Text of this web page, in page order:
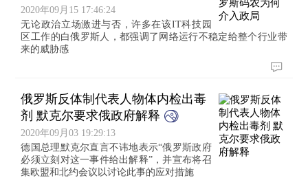
2020年09月15 17:46:24
无论政治立场激进与否，许多在该IT科技园
区工作的白俄罗斯人，都强调了网络运行不稳定给整个行业带
来的威胁感
俄罗斯反体制代表人物体内检出毒
剂 默克尔要求俄政府解释
2020年09月03 19:29:13
德国总理默克尔直言不讳地表示“俄罗斯政府
必须立刻对这一事件给出解释”，并宣布将召
集欧盟和北约会议以讨论此事的应对措施